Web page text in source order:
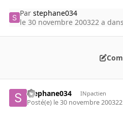
Parstephane034
le 30 novembre 200322 a
stephane034 INpactien
Posté(e) le 30 novembre 2003